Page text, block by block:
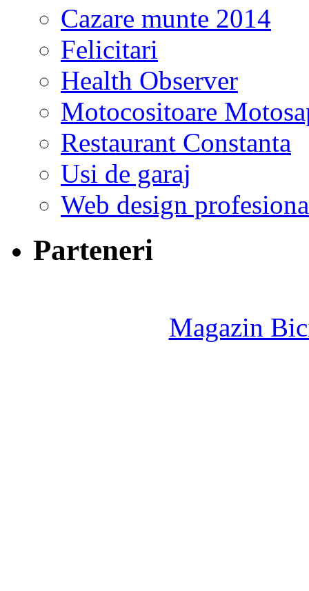
Cazare munte 2014
Felicitari
Health Observer
Motocositoare
Restaurant Constanta
Usi de garaj
Web design
Parteneri
Magazin